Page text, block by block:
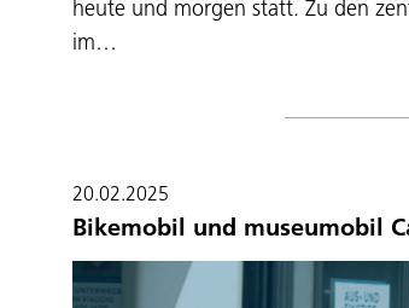
heute und morgen statt. Zu den
im…
20.02.2025
Bikemobil und museumobil